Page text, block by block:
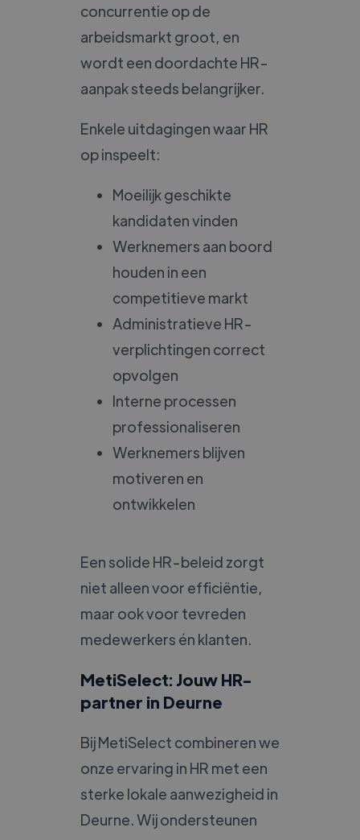
concurrentie op de
arbeidsmarkt groot, en
wordt een doordachte HR-
aanpak steeds belangrijker.
Enkele uitdagingen waar HR
op inspeelt:
Moeilijk geschikte
kandidaten vinden
Werknemers aan boord
houden in een
competitieve markt
Administratieve HR-
verplichtingen correct
opvolgen
Interne processen
professionaliseren
Werknemers blijven
motiveren en
ontwikkelen
Een solide HR-beleid zorgt
niet alleen voor efficiëntie,
maar ook voor tevreden
medewerkers én klanten.
MetiSelect: Jouw HR-
partner in Deurne
Bij MetiSelect combineren we
onze ervaring in HR met een
sterke lokale aanwezigheid in
Deurne. Wij ondersteunen